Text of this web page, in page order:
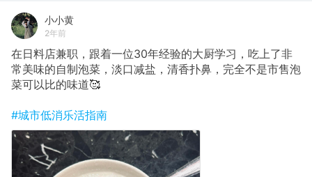
小小黄
2年前
在日料店兼职，跟着一位30年经验的大厨学习，吃上了非
常美味的自制泡菜，淡口减盐，清香扑鼻，完全不是市售泡
菜可以比的味道🥰
#城市低消乐活指南